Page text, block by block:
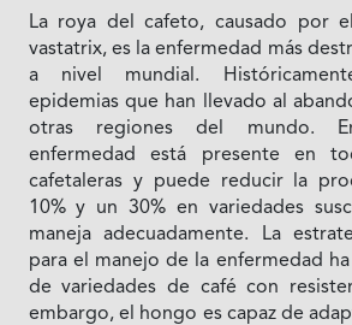
La roya del cafeto, causado por
vastatrix, es la enfermedad más
a nivel mundial.
epidemias que han llevado al
otras regiones del mundo.
enfermedad está presente en
cafetaleras y puede reducir la
10% y un 30% en variedades
maneja adecuadamente. La
para el manejo de la enfermedad
de variedades de café con
embargo, el hongo es capaz de